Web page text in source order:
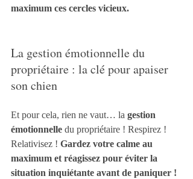
maximum ces cercles vicieux.
La gestion émotionnelle du
propriétaire : la clé pour apaiser
son chien
Et pour cela, rien ne vaut… la gestion
émotionnelle du propriétaire ! Respirez !
Relativisez ! Gardez votre calme au
maximum et réagissez pour éviter la
situation inquiétante avant de paniquer !